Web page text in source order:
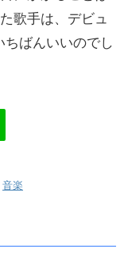
歌手は、デビュ
ばんいいのでし
音楽